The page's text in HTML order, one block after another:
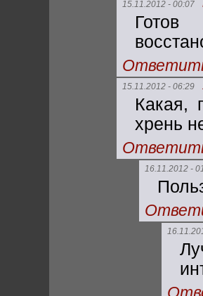
15.11.2012 - 00:07
Готов
15.11.2012 - 06:29
Какая,
хрень
16.11.2012 -